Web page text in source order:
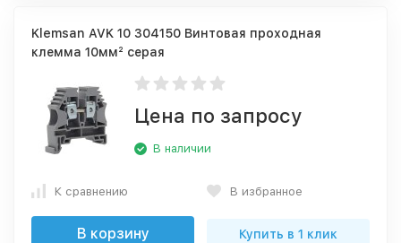
Klemsan AVK 10 304150 Винтовая проходная
клемма 10мм² серая
Цена по запросу
В наличии
К сравнению В избранное
В корзину Купить в 1 клик